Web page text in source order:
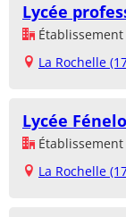
Lycée
Établissement
La Rochelle
Lycée
Établissement
La Rochelle